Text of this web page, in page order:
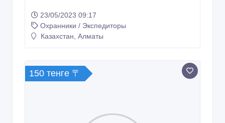
23/05/2023 09:17
Охранники / Экспедиторы
Казахстан, Алматы
150 тенге 〒